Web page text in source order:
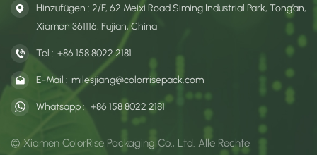
Hinzufügen : 2/F, 62 Meixi Road Siming Industrial Park, Tong’an,
Xiamen 361116, Fujian, China
Tel : +86 158 8022 2181
E-Mail : milesjiang@colorrisepack.com
Whatsapp : +86 158 8022 2181
© Xiamen ColorRise Packaging Co., Ltd. Alle Rechte